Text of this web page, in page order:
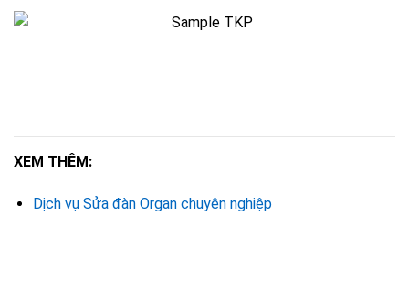
XEM THÊM:
Dịch vụ Sửa đàn Organ chuyên nghiệp